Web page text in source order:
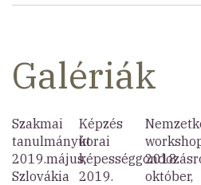
Galériák
Szakmai
tanulmányút
2019.május,
Szlovákia
Képzés
korai
2019.
2018.
október,